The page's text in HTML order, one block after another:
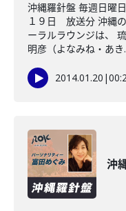
沖縄羅針盤 毎週日
１９日 放送分 沖縄
ーラルラウンジは、
明彦（よなみね・あき
2014.01.20 |
沖